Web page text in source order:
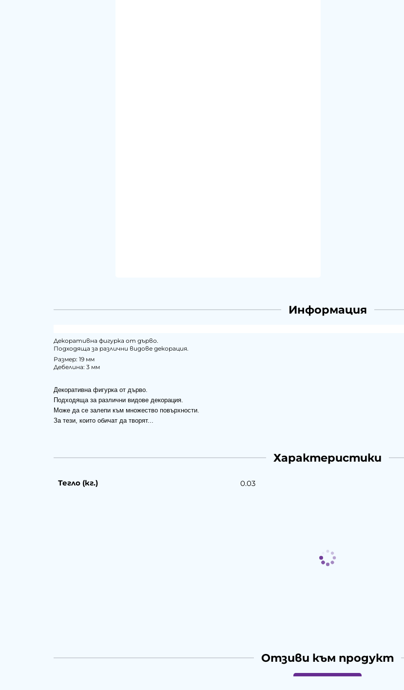
Информация
Декоративна фигурка от дърво.
Подходяща за различни видове декорация.
Размер: 19 мм
Дебелина: 3 мм
Декоративна фигурка от дърво.
Подходяща за различни видове декорация.
Може да се залепи към множество повърхности.
За тези, които обичат да творят...
Характеристики
Тегло (кг.) 0.03
Отзиви към продукт